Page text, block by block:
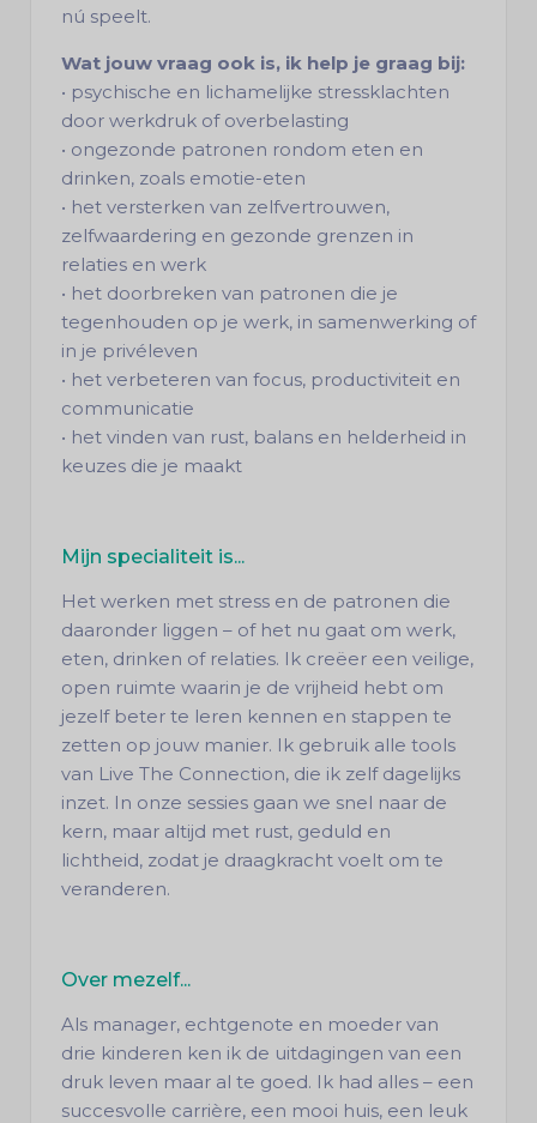
nú speelt.
Wat jouw vraag ook is, ik help je graag bij:
• psychische en lichamelijke stressklachten
door werkdruk of overbelasting
• ongezonde patronen rondom eten en
drinken, zoals emotie-eten
• het versterken van zelfvertrouwen,
zelfwaardering en gezonde grenzen in
relaties en werk
• het doorbreken van patronen die je
tegenhouden op je werk, in samenwerking of
in je privéleven
• het verbeteren van focus, productiviteit en
communicatie
• het vinden van rust, balans en helderheid in
keuzes die je maakt
Mijn specialiteit is...
Het werken met stress en de patronen die
daaronder liggen – of het nu gaat om werk,
eten, drinken of relaties. Ik creëer een veilige,
open ruimte waarin je de vrijheid hebt om
jezelf beter te leren kennen en stappen te
zetten op jouw manier. Ik gebruik alle tools
van Live The Connection, die ik zelf dagelijks
inzet. In onze sessies gaan we snel naar de
kern, maar altijd met rust, geduld en
lichtheid, zodat je draagkracht voelt om te
veranderen.
Over mezelf...
Als manager, echtgenote en moeder van
drie kinderen ken ik de uitdagingen van een
druk leven maar al te goed. Ik had alles – een
succesvolle carrière, een mooi huis, een leuk